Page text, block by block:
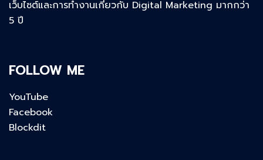
เว็บไซต์และการทำงานเกี่ยวกับ Digital Marketing มากกว่า
5 ปี
FOLLOW ME
YouTube
Facebook
Blockdit